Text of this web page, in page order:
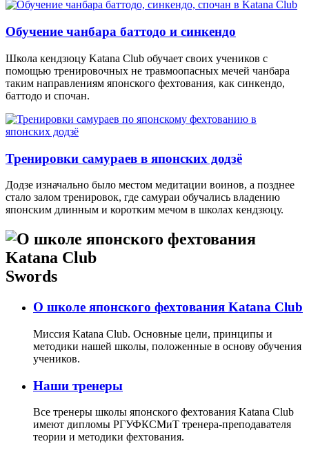
Обучение чанбара баттодо и синкендо
Школа кендзюцу Katana Club обучает своих учеников с
помощью тренировочных не травмоопасных мечей чанбара
таким направлениям японского фехтования, как синкендо,
баттодо и спочан.
Тренировки самураев в японских додзё
Додзе изначально было местом медитации воинов, а позднее
стало залом тренировок, где самураи обучались владению
японским длинным и коротким мечом в школах кендзюцу.
Swords
О школе японского фехтования Katana Club
Миссия Katana Club. Основные цели, принципы и
методики нашей школы, положенные в основу обучения
учеников.
Наши тренеры
Все тренеры школы японского фехтования Katana Club
имеют дипломы РГУФКСМиТ тренера-преподавателя
теории и методики фехтования.